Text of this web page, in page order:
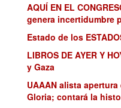
AQUÍ EN EL
genera incertidumbre
Estado de los
LIBROS DE AYER Y
y Gaza
UAAAN alista
Gloria; contará la